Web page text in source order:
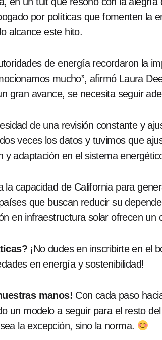
por políticas que fomenten la
alcance este hito.
de energía recordaron la
mucho”, afirmó Laura
gran avance, se necesita seguir
de una revisión constante y
veces los datos y tuvimos que
y adaptación en el sistema
la capacidad de California para
que buscan reducir su
en infraestructura solar ofrecen
¡No dudes en inscribirte en el
en energía y sostenibilidad!
manos! Con cada paso
un modelo a seguir para el resto
la excepción, sino la norma.